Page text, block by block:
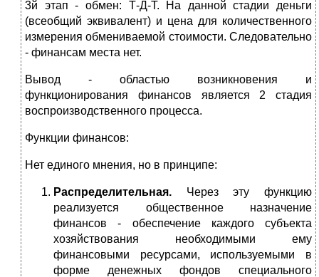
3й этап - обмен: Т-Д-Т. На данной стадии деньги
(всеобщий эквивалент) и цена для количественного
измерения обмениваемой стоимости. Следовательно
- финансам места нет.
Вывод - областью возникновения и
функционирования финансов является 2 стадия
воспроизводственного процесса.
Функции финансов:
Нет единого мнения, но в принципе:
Распределительная. Через эту функцию
реализуется общественное назначение
финансов - обеспечение каждого субъекта
хозяйствования необходимыми ему
финансовыми ресурсами, используемыми в
форме денежных фондов специального